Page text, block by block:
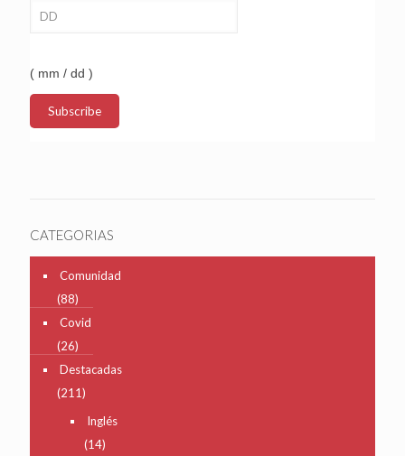
( mm / dd )
CATEGORIAS
Comunidad
(88)
Covid
(26)
Destacadas
(211)
Inglés
(14)